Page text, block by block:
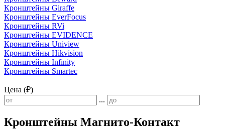
Кронштейны Giraffe
Кронштейны EverFocus
Кронштейны RVi
Кронштейны EVIDENCE
Кронштейны Uniview
Кронштейны Hikvision
Кронштейны Infinity
Кронштейны Smartec
Цена (₽)
...
Кронштейны Магнито-Контакт